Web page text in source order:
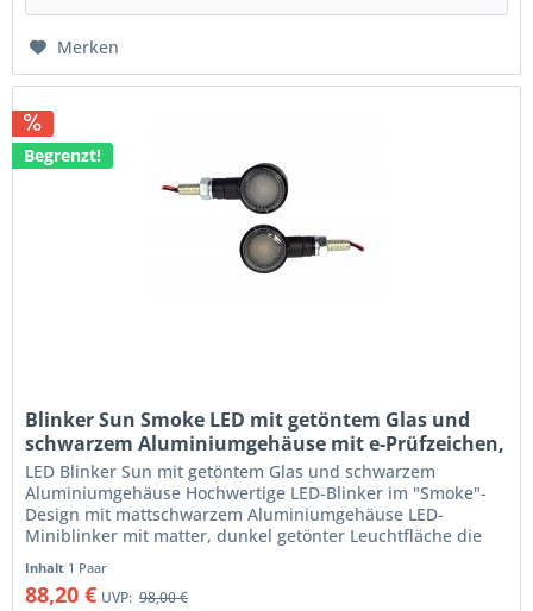
Merken
Begrenzt!
Blinker Sun Smoke LED mit getöntem Glas und
schwarzem Aluminiumgehäuse mit e-Prüfzeichen,
Paar
LED Blinker Sun mit getöntem Glas und schwarzem
Aluminiumgehäuse Hochwertige LED-Blinker im "Smoke"-
Design mit mattschwarzem Aluminiumgehäuse LED-
Miniblinker mit matter, dunkel getönter Leuchtfläche die
Inhalt 1 Paar
88,20 € UVP: 98,00 €